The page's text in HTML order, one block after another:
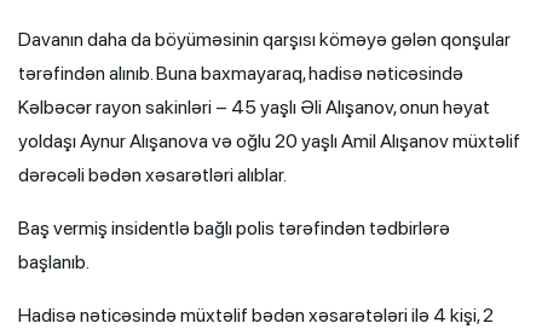
Davanın daha da böyüməsinin qarşısı köməyə gələn qonşular
tərəfindən alınıb. Buna baxmayaraq, hadisə nəticəsində
Kəlbəcər rayon sakinləri – 45 yaşlı Əli Alışanov, onun həyat
yoldaşı Aynur Alışanova və oğlu 20 yaşlı Amil Alışanov müxtəlif
dərəcəli bədən xəsarətləri alıblar.
Baş vermiş insidentlə bağlı polis tərəfindən tədbirlərə
başlanıb.
Hadisə nəticəsində müxtəlif bədən xəsarətələri ilə 4 kişi, 2